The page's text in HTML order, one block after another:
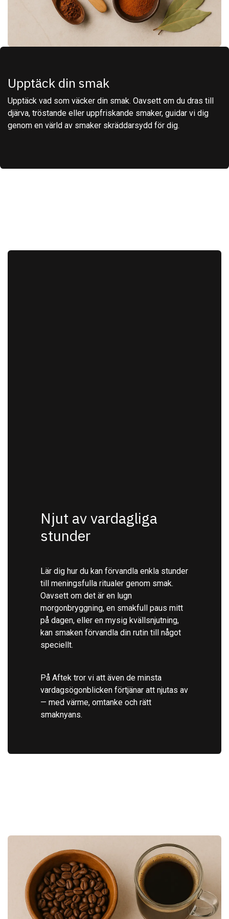
Upptäck din smak
Upptäck vad som väcker din smak. Oavsett om du dras till
djärva, tröstande eller uppfriskande smaker, guidar vi dig
genom en värld av smaker skräddarsydd för dig.
Njut av vardagliga
stunder
Lär dig hur du kan förvandla enkla stunder
till meningsfulla ritualer genom smak.
Oavsett om det är en lugn
morgonbryggning, en smakfull paus mitt
på dagen, eller en mysig kvällsnjutning,
kan smaken förvandla din rutin till något
speciellt.
På Aftek tror vi att även de minsta
vardagsögonblicken förtjänar att njutas av
— med värme, omtanke och rätt
smaknyans.